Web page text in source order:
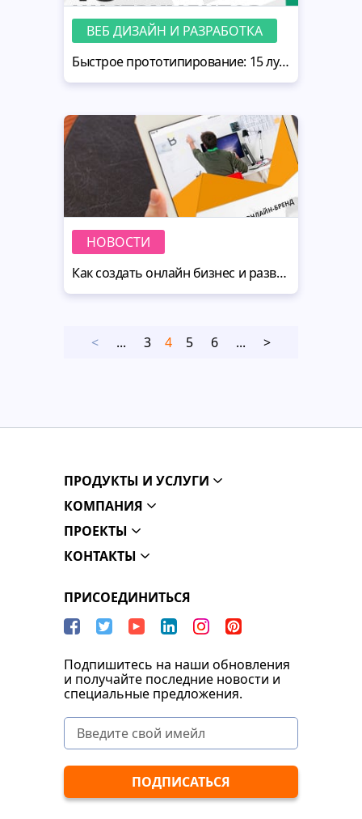
ВЕБ ДИЗАЙН И РАЗРАБОТКА
Быстрое прототипирование: 15 лучших инструментов
НОВОСТИ
Как создать онлайн бизнес и развить успешный бренд [Бесплатная книга]
< ... 3 4 5 6 ... >
ПРОДУКТЫ И УСЛУГИ
КОМПАНИЯ
ПРОЕКТЫ
КОНТАКТЫ
ПРИСОЕДИНИТЬСЯ
Подпишитесь на наши обновления
и получайте последние новости и
специальные предложения.